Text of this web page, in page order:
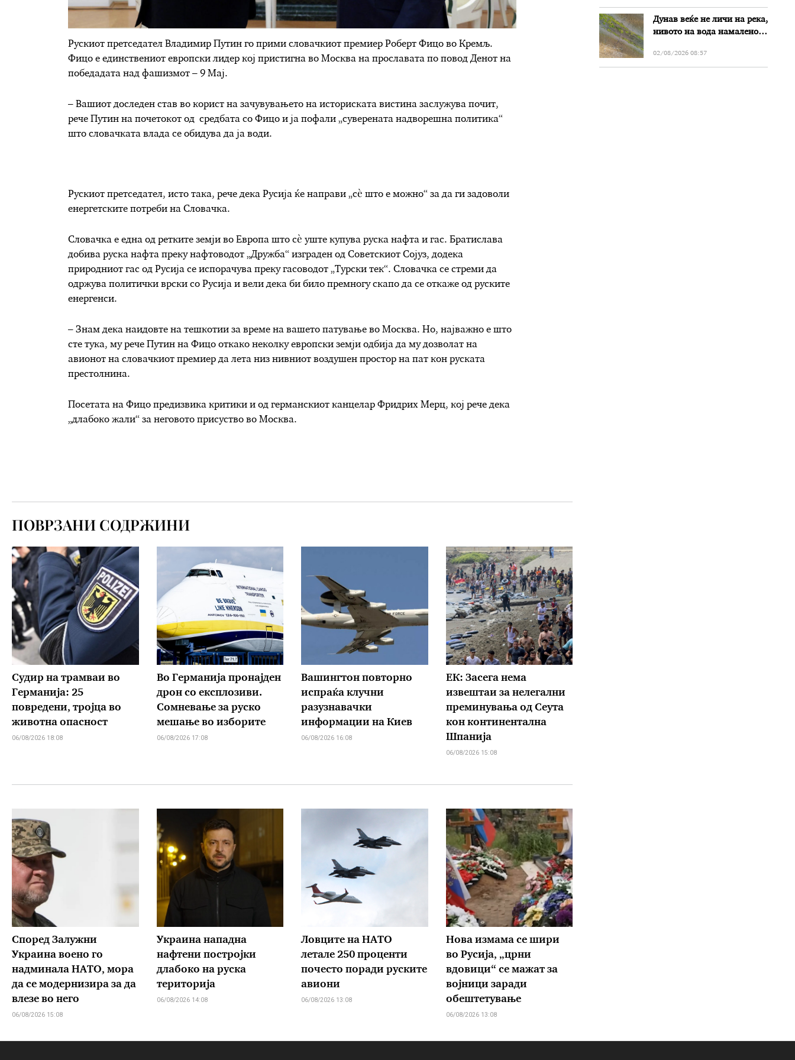
Рускиот претседател Владимир Путин го прими словачкиот премиер Роберт Фицо во Кремљ.
Фицо е единствениот европски лидер кој пристигна во Москва на прославата по повод Денот на
победадата над фашизмот – 9 Мај.
– Вашиот доследен став во корист на зачувувањето на историската вистина заслужува почит,
рече Путин на почетокот од средбата со Фицо и ја пофали „суверената надворешна политика“
што словачката влада се обидува да ја води.
Рускиот претседател, исто така, рече дека Русија ќе направи „сè што е можно“ за да ги задоволи
енергетските потреби на Словачка.
Словачка е една од ретките земји во Европа што сè уште купува руска нафта и гас. Братислава
добива руска нафта преку нафтоводот „Дружба“ изграден од Советскиот Сојуз, додека
природниот гас од Русија се испорачува преку гасоводот „Турски тек“. Словачка се стреми да
одржува политички врски со Русија и вели дека би било премногу скапо да се откаже од руските
енергенси.
– Знам дека наидовте на тешкотии за време на вашето патување во Москва. Но, најважно е што
сте тука, му рече Путин на Фицо откако неколку европски земји одбија да му дозволат на
авионот на словачкиот премиер да лета низ нивниот воздушен простор на пат кон руската
престолнина.
Посетата на Фицо предизвика критики и од германскиот канцелар Фридрих Мерц, кој рече дека
„длабоко жали“ за неговото присуство во Москва.
ПОВРЗАНИ СОДРЖИНИ
Судир на трамваи во
Германија: 25
повредени, тројца во
животна опасност
06/08/2026 18:08
Во Германија пронајден
дрон со експлозиви.
Сомневање за руско
мешање во изборите
06/08/2026 17:08
Вашингтон повторно
испраќа клучни
разузнавачки
информации на Киев
06/08/2026 16:08
ЕК: Засега нема
извештаи за нелегални
преминувања од Сеута
кон континентална
Шпанија
06/08/2026 15:08
Според Залужни
Украина воено го
надминала НАТО, мора
да се модернизира за да
влезе во него
06/08/2026 15:08
Украина нападна
нафтени постројки
длабоко на руска
територија
06/08/2026 14:08
Ловците на НАТО
летале 250 проценти
почесто поради руските
авиони
06/08/2026 13:08
Нова измама се шири
во Русија, „црни
вдовици“ се мажат за
војници заради
обештетување
06/08/2026 13:08
Дунав веќе не личи на река,
нивото на вода намалено
Бугарија
02/08/2026 08:57